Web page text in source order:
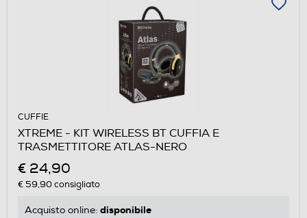
CUFFIE
XTREME - KIT WIRELESS BT CUFFIA E
TRASMETTITORE ATLAS-NERO
€ 24,90
€ 59,90consigliato
Acquisto online: disponibile